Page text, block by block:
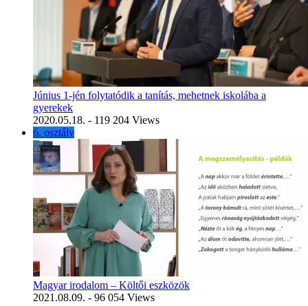
Június 1-jén folytatódik a tanítás, mehetnek iskolába a
gyerekek
2020.05.18. - 119 204 Views
6. osztály
Magyar irodalom – Költői eszközök
2021.08.09. - 96 054 Views